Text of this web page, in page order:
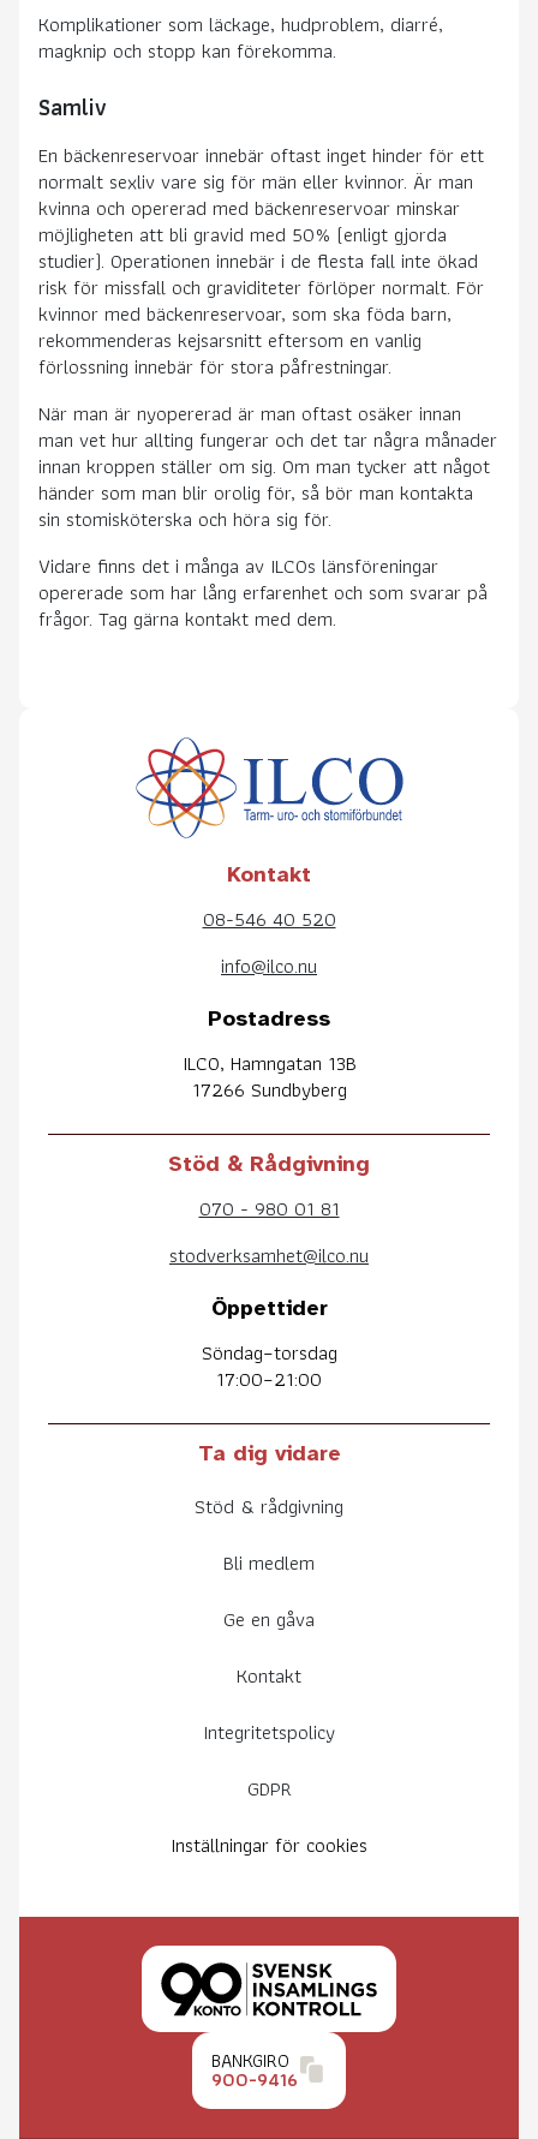
Komplikationer som läckage, hudproblem, diarré,
magknip och stopp kan förekomma.
Samliv
En bäckenreservoar innebär oftast inget hinder för ett
normalt sexliv vare sig för män eller kvinnor. Är man
kvinna och opererad med bäckenreservoar minskar
möjligheten att bli gravid med 50% (enligt gjorda
studier). Operationen innebär i de flesta fall inte ökad
risk för missfall och graviditeter förlöper normalt. För
kvinnor med bäckenreservoar, som ska föda barn,
rekommenderas kejsarsnitt eftersom en vanlig
förlossning innebär för stora påfrestningar.
När man är nyopererad är man oftast osäker innan
man vet hur allting fungerar och det tar några månader
innan kroppen ställer om sig. Om man tycker att något
händer som man blir orolig för, så bör man kontakta
sin stomisköterska och höra sig för.
Vidare finns det i många av ILCOs länsföreningar
opererade som har lång erfarenhet och som svarar på
frågor. Tag gärna kontakt med dem.
Kontakt
08-546 40 520
info@ilco.nu
Postadress
ILCO, Hamngatan 13B
17266 Sundbyberg
Stöd & Rådgivning
070 - 980 01 81
stodverksamhet@ilco.nu
Öppettider
Söndag–torsdag
17:00–21:00
Ta dig vidare
Stöd & rådgivning
Bli medlem
Ge en gåva
Kontakt
Integritetspolicy
GDPR
Inställningar för cookies
BANKGIRO
900-9416